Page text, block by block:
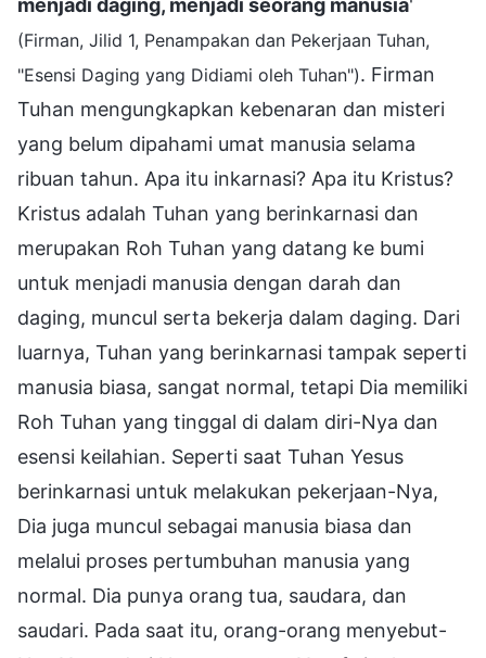
(Firman, Jilid 1, Penampakan dan Pekerjaan Tuhan,
"Esensi Daging yang Didiami oleh Tuhan"). Firman
Tuhan mengungkapkan kebenaran dan misteri
yang belum dipahami umat manusia selama
ribuan tahun. Apa itu inkarnasi? Apa itu Kristus?
Kristus adalah Tuhan yang berinkarnasi dan
merupakan Roh Tuhan yang datang ke bumi
untuk menjadi manusia dengan darah dan
daging, muncul serta bekerja dalam daging. Dari
luarnya, Tuhan yang berinkarnasi tampak seperti
manusia biasa, sangat normal, tetapi Dia memiliki
Roh Tuhan yang tinggal di dalam diri-Nya dan
esensi keilahian. Seperti saat Tuhan Yesus
berinkarnasi untuk melakukan pekerjaan-Nya,
Dia juga muncul sebagai manusia biasa dan
melalui proses pertumbuhan manusia yang
normal. Dia punya orang tua, saudara, dan
saudari. Pada saat itu, orang-orang menyebut-